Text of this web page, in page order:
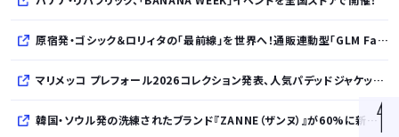
原宿発・ゴシック＆ロリィタの「最前線」を世界へ！通販連動型「GLM Fashion Show 2026」9月開催
マリメッコ プレフォール2026コレクション発表、人気パデッドジャケットの日本限定カラーも登場
韓国・ソウル発の洗練されたブランド『ZANNE（ザンヌ）』が60%に新規入店、モダン×エフォートレスなコレクションを展開